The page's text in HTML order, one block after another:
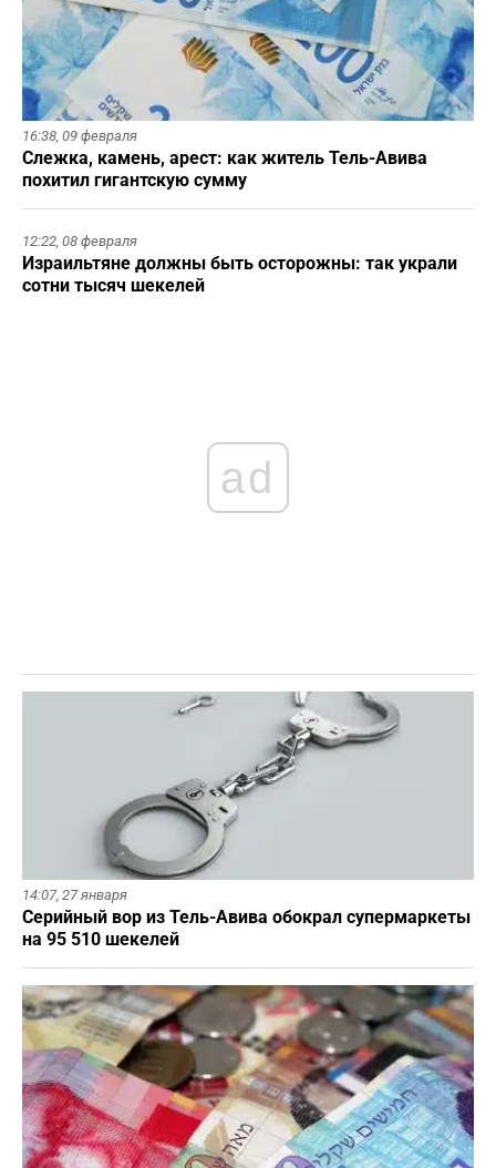
16:38, 09 февраля
Слежка, камень, арест: как житель Тель-Авива
похитил гигантскую сумму
12:22, 08 февраля
Израильтяне должны быть осторожны: так украли
сотни тысяч шекелей
ad
14:07, 27 января
Серийный вор из Тель-Авива обокрал супермаркеты
на 95 510 шекелей